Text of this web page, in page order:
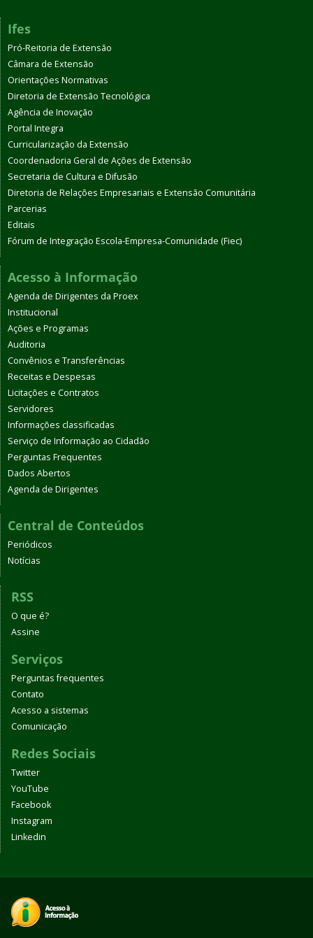
Ifes
Pró-Reitoria de Extensão
Câmara de Extensão
Orientações Normativas
Diretoria de Extensão Tecnológica
Agência de Inovação
Portal Integra
Curricularização da Extensão
Coordenadoria Geral de Ações de Extensão
Secretaria de Cultura e Difusão
Diretoria de Relações Empresariais e Extensão Comunitária
Parcerias
Editais
Fórum de Integração Escola-Empresa-Comunidade (Fiec)
Acesso à Informação
Agenda de Dirigentes da Proex
Institucional
Ações e Programas
Auditoria
Convênios e Transferências
Receitas e Despesas
Licitações e Contratos
Servidores
Informações classificadas
Serviço de Informação ao Cidadão
Perguntas Frequentes
Dados Abertos
Agenda de Dirigentes
Central de Conteúdos
Periódicos
Notícias
RSS
O que é?
Assine
Serviços
Perguntas frequentes
Contato
Acesso a sistemas
Comunicação
Redes Sociais
Twitter
YouTube
Facebook
Instagram
Linkedin